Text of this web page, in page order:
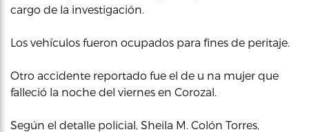
cargo de la investigación.
Los vehículos fueron ocupados para fines de peritaje.
Otro accidente reportado fue el de u na mujer que
falleció la noche del viernes en Corozal.
Según el detalle policial, Sheila M. Colón Torres,